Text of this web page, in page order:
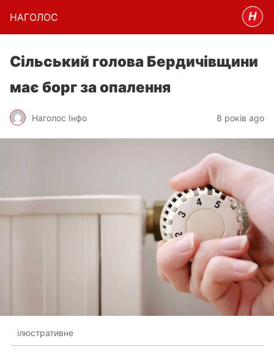
НАГОЛОC
Сільський голова Бердичівщини
має борг за опалення
Наголос Інфо 8 років ago
ілюстративне